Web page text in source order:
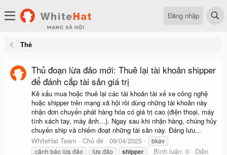
Đăng nhập
Thẻ
Thủ đoạn lừa đảo mới: Thuê lại tài khoản shipper
để đánh cắp tài sản giá trị
Kẻ xấu mua hoặc thuê lại các tài khoản tài xế xe công nghệ
hoặc shipper trên mạng xã hội rồi dùng những tài khoản này
nhận đơn chuyển phát hàng hóa có giá trị cao (điện thoại, máy
tính xách tay, máy ảnh…). Ngay sau khi nhận hàng, chúng hủy
chuyến ship và chiếm đoạt những tài sản này. Đáng lưu...
WhiteHat Team
Chủ đề 09/04/2025
bkav
cảnh báo lừa đảo
lừa đảo shipper Bình luận: 0
Diễn